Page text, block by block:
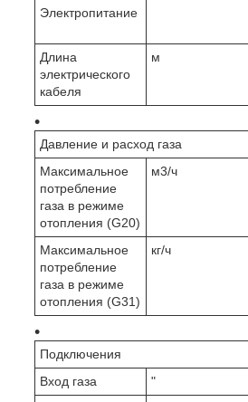
Электропитание
Длина
электрического
кабеля
м
Давление и расход газа
Максимальное
потребление
газа в режиме
отопления (G20)
м3/ч
Максимальное
потребление
газа в режиме
отопления (G31)
кг/ч
Подключения
Вход газа
"